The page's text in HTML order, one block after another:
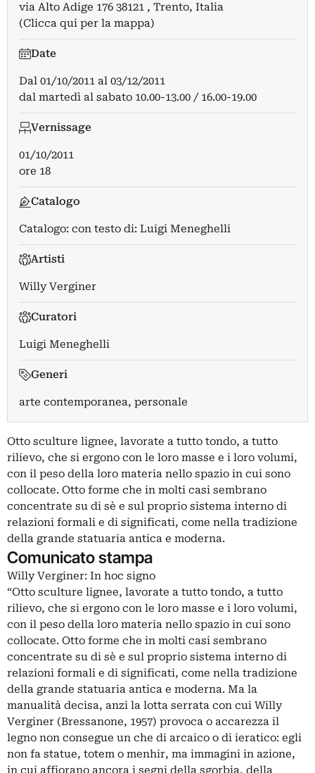
via Alto Adige 176 38121 , Trento, Italia
(Clicca qui per la mappa)
Date
Dal 01/10/2011 al 03/12/2011
dal martedì al sabato 10.00-13.00 / 16.00-19.00
Vernissage
01/10/2011
ore 18
Catalogo
Catalogo: con testo di: Luigi Meneghelli
Artisti
Willy Verginer
Curatori
Luigi Meneghelli
Generi
arte contemporanea, personale
Otto sculture lignee, lavorate a tutto tondo, a tutto
rilievo, che si ergono con le loro masse e i loro volumi,
con il peso della loro materia nello spazio in cui sono
collocate. Otto forme che in molti casi sembrano
concentrate su di sè e sul proprio sistema interno di
relazioni formali e di significati, come nella tradizione
della grande statuaria antica e moderna.
Comunicato stampa
Willy Verginer: In hoc signo
“Otto sculture lignee, lavorate a tutto tondo, a tutto
rilievo, che si ergono con le loro masse e i loro volumi,
con il peso della loro materia nello spazio in cui sono
collocate. Otto forme che in molti casi sembrano
concentrate su di sè e sul proprio sistema interno di
relazioni formali e di significati, come nella tradizione
della grande statuaria antica e moderna. Ma la
manualità decisa, anzi la lotta serrata con cui Willy
Verginer (Bressanone, 1957) provoca o accarezza il
legno non consegue un che di arcaico o di ieratico: egli
non fa statue, totem o menhir, ma immagini in azione,
in cui affiorano ancora i segni della sgorbia, della